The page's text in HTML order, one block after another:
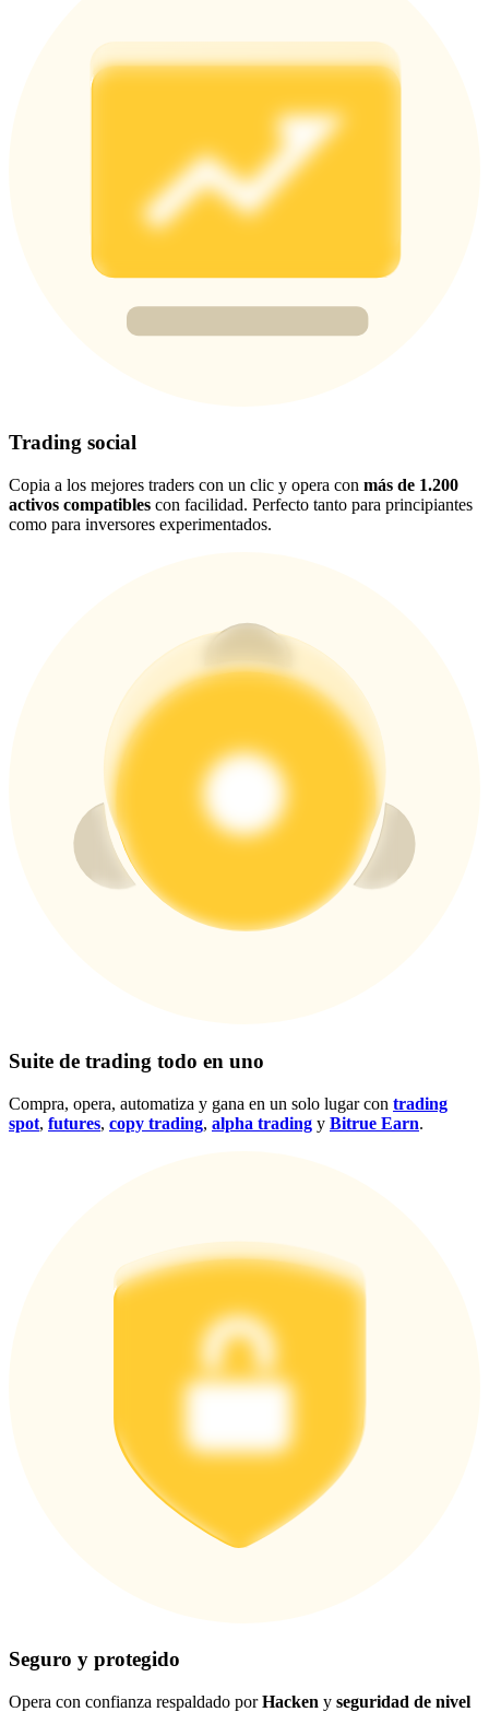
Register & Trade to Win 500,000 USDT
Trade Gold & Silver · 33,333 USDT Bonus
USDT New User Exclusive 10% APR
USDT Flexible Staking | Daily Rewards
BTC Flexible Staking | Daily Rewards
Gana premios y recompensas exclusivas
Centro de recompensas
Trading social
Copia a los mejores traders con un clic y opera con más de 1.200
activos compatibles con facilidad. Perfecto tanto para principiantes
como para inversores experimentados.
Suite de trading todo en uno
Compra, opera, automatiza y gana en un solo lugar con trading
spot, futures, copy trading, alpha trading y Bitrue Earn.
Seguro y protegido
Opera con confianza respaldado porHacken y seguridad de nivel